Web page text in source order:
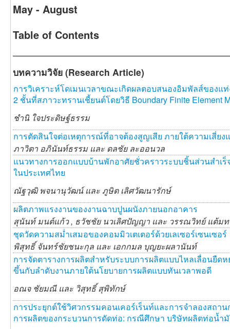
May - August
Table of Contents
บทความวิจัย (Research Article)
การวิเคราะห์โดเมนเวลาขณะเกิดผลตอบสนองอิมพัลส์ของแ
2 ชั้นที่สภาวะทรานเชี้ยนต์โดยวิธี Boundary Finite Element
ชำนิ ใจประดิษฐ์ธรรม
การตัดสินใจต่อเหตุการณ์ที่อาจต้องสูญเสีย ภายใต้ความเสี่ย
ภาวิตา อภินันท์ธรรม และ ดลชัย ละออนวล
แนวทางการออกแบบบ้านพักอาศัยชั่วคราวระบบชิ้นส่วนสำเ
ในประเทศไทย
ณัฐวุฒิ พจนานุวัฒน์ และ ภูษิต เลิศวัฒนารักษ์
ผลิตภาพแรงงานของงานฉาบปูนผนังภายนอกอาคาร
สุนันท์ มนต์แก้ว , ธวัชชัย นวเลิศปัญญา และ วรรณวิทย์ แต้ม
ชุดวัดความสม่ำเสมอของคอมมิวเตเตอร์ด้วยเลเซอร์เซนเซอร์
พิสุทธิ์ จันทร์ชัยชนะกุล และ เอกกมล บุญยะผลานันท์
การจัดตารางการผลิตสำหรับระบบการผลิตแบบไหลเลื่อนยืด
ขึ้นกับลำดับงานภายใต้นโยบายการผลิตแบบทันเวลาพอดี
อณจ ชัยมณี และ วิสุทธิ์ สุพิทักษ์
การประยุกต์ใช้วิศวกรรมคอนเคอร์เร็นท์และการจำลองสถา
การผลิตของกระบวนการดัดท่อ: กรณีศึกษา บริษัทผลิตท่อน้ำ